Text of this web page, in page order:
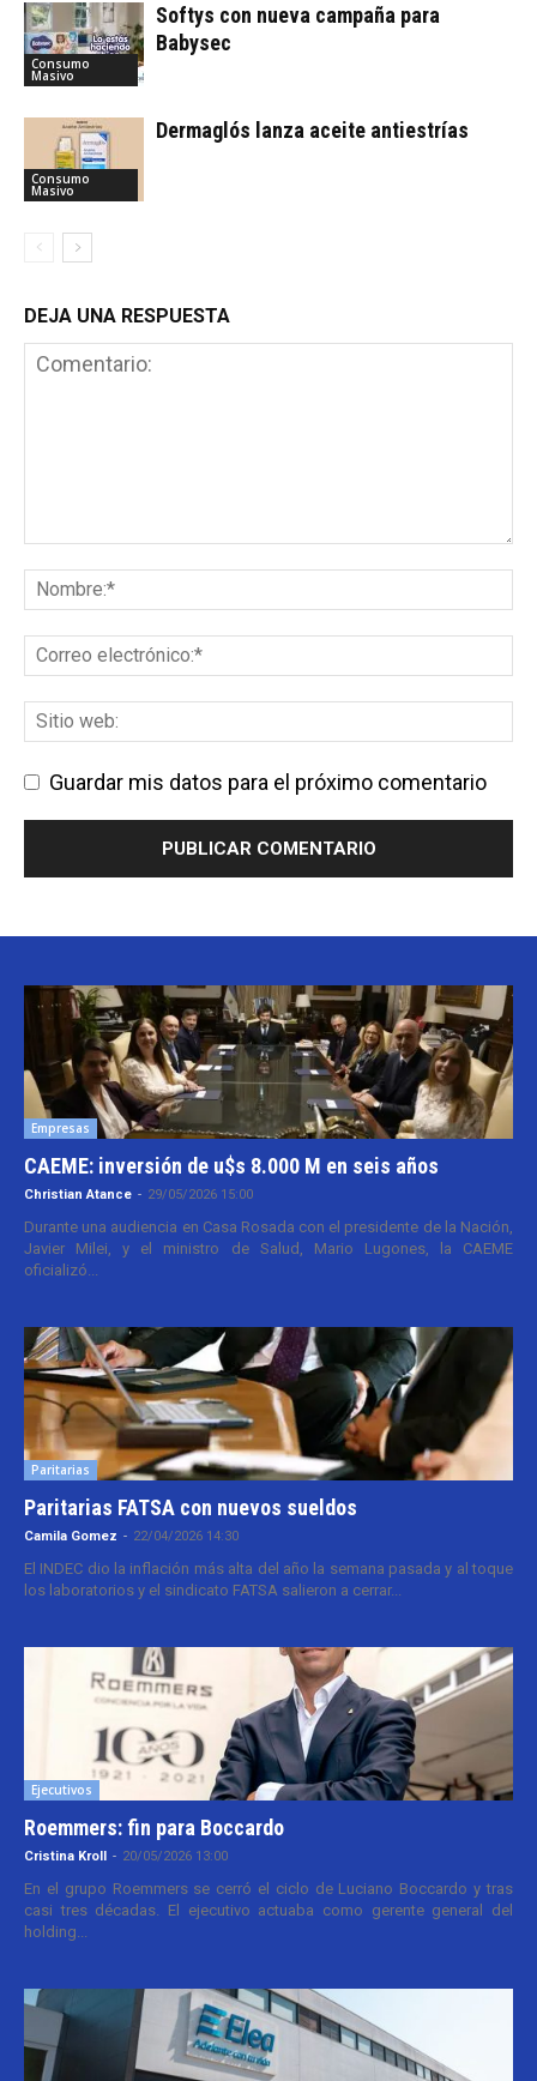
Consumo
Masivo
Softys con nueva campaña para
Babysec
Consumo
Masivo
Dermaglós lanza aceite antiestrías
DEJA UNA RESPUESTA
Guardar mis datos para el próximo comentario
Empresas
CAEME: inversión de u$s 8.000 M en seis años
Christian Atance - 29/05/2026 15:00
Durante una audiencia en Casa Rosada con el presidente de la Nación,
Javier Milei, y el ministro de Salud, Mario Lugones, la CAEME
oficializó...
Paritarias
Paritarias FATSA con nuevos sueldos
Camila Gomez - 22/04/2026 14:30
El INDEC dio la inflación más alta del año la semana pasada y al toque
los laboratorios y el sindicato FATSA salieron a cerrar...
Ejecutivos
Roemmers: fin para Boccardo
Cristina Kroll - 20/05/2026 13:00
En el grupo Roemmers se cerró el ciclo de Luciano Boccardo y tras
casi tres décadas. El ejecutivo actuaba como gerente general del
holding...